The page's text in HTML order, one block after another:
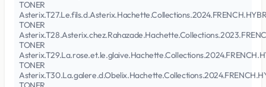
TONER
TONER
TONER
TONER